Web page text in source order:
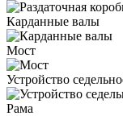
Карданные валы
Мост
Устройство
Рама